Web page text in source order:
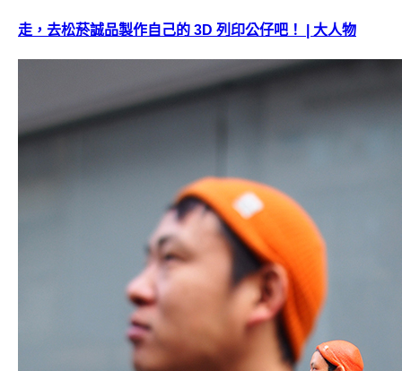
走，去松菸誠品製作自己的 3D 列印公仔吧！ | 大人物